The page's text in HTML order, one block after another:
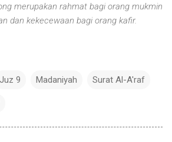
merupakan rahmat bagi orang mukmin
dan kekecewaan bagi orang kafir.
Juz 9 Madaniyah Surat Al-A'raf